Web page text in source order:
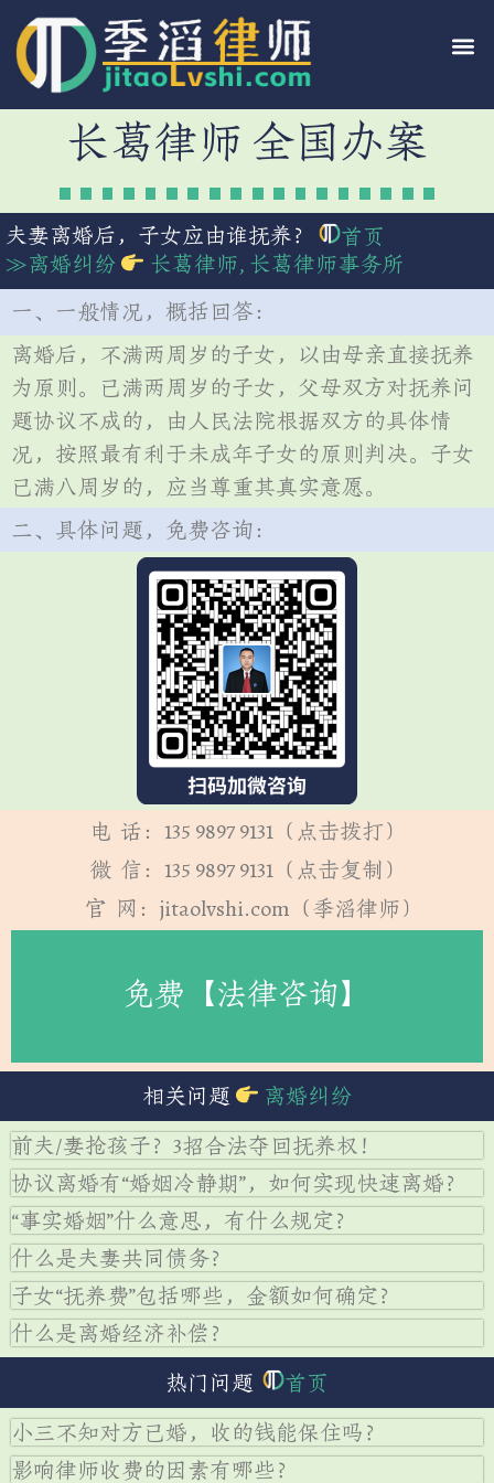
长葛律师 全国办案
夫妻离婚后，子女应由谁抚养？
首页
≫离婚纠纷 长葛律师 长葛律师事务所
一、一般情况，概括回答：
离婚后，不满两周岁的子女，以由母亲直接抚养
为原则。已满两周岁的子女，父母双方对抚养问
题协议不成的，由人民法院根据双方的具体情
况，按照最有利于未成年子女的原则判决。子女
已满八周岁的，应当尊重其真实意愿。
二、具体问题，免费咨询：
电 话：135 9897 9131（点击拨打）
微 信：135 9897 9131（点击复制）
官 网：jitaolvshi.com（季滔律师）
免费【法律咨询】
相关问题 离婚纠纷
前夫/妻抢孩子？3招合法夺回抚养权！
协议离婚有“婚姻冷静期”，如何实现快速离婚？
“事实婚姻”什么意思，有什么规定？
什么是夫妻共同债务？
子女“抚养费”包括哪些，金额如何确定？
什么是离婚经济补偿？
热门问题 首页
小三不知对方已婚，收的钱能保住吗？
影响律师收费的因素有哪些？